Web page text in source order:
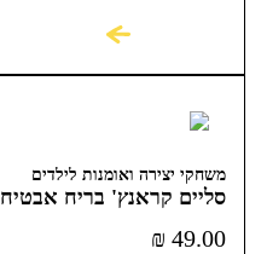
משחקי יצירה ואומנות לילדים
סליים קראנץ' בריח אבטיח
₪ 49.00